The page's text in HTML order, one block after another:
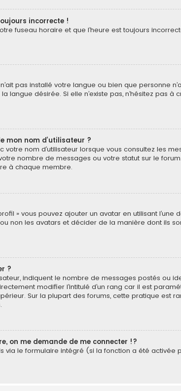
incorrecte !
fuseau horaire et que l’heure est toujours
pas installé votre langue ou bien que personne
langue désirée. Si elle n’existe pas, n’hésitez pas
mon nom d’utilisateur ?
nom d’utilisateur lorsque vous consultez les
nombre de messages ou votre statut sur le
à chaque membre.
» vous pouvez ajouter un avatar en utilisant
non les avatars et décider de la manière dont ils
?
indiquent le nombre de messages postés ou
modifier l’intitulé d’un rang car il est
Sur la plupart des forums, cette pratique
on me demande de me connecter !?
via le formulaire intégré (si la fonction a été activée